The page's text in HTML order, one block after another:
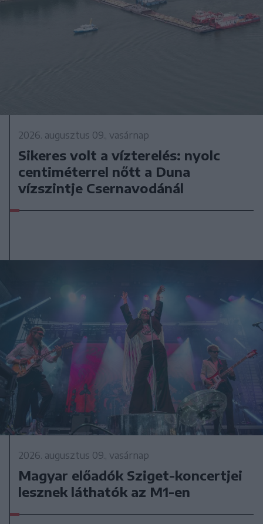
2026. augusztus 09., vasárnap
Sikeres volt a vízterelés: nyolc
centiméterrel nőtt a Duna
vízszintje Csernavodánál
2026. augusztus 09., vasárnap
Magyar előadók Sziget-koncertjei
lesznek láthatók az M1-en